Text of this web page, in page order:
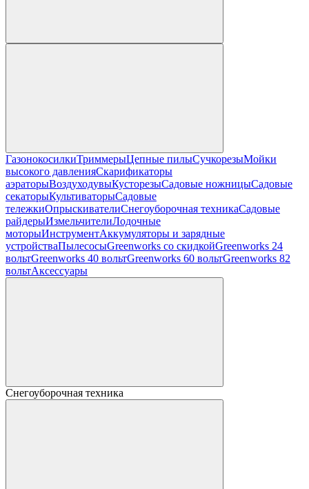
ГазонокосилкиТриммерыЦепные пилыCучкорезыМойки
высокого давленияСкарификаторы
аэраторыВоздуходувыКусторезыСадовые ножницыСадовые
секаторыКультиваторыСадовые
тележкиОпрыскивателиСнегоуборочная техникаСадовые
райдерыИзмельчителиЛодочные
моторыИнструментАккумуляторы и зарядные
устройстваПылесосыGreenworks со скидкойGreenworks 24
вольтGreenworks 40 вольтGreenworks 60 вольтGreenworks 82
вольтАксессуары
Снегоуборочная техника